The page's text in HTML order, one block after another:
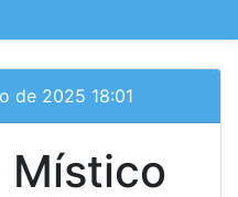
de 2025 18:01
Místico